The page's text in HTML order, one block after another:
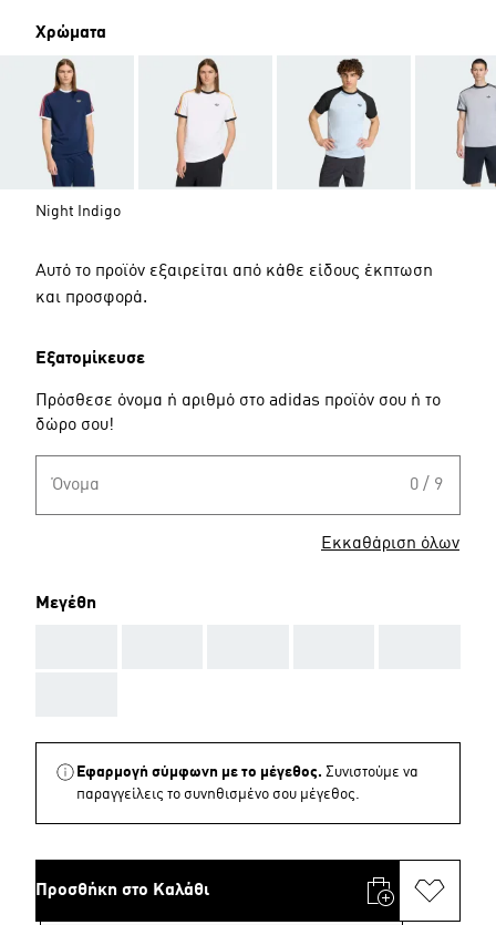
Χρώματα
Night Indigo
Αυτό το προϊόν εξαιρείται από κάθε είδους έκπτωση
και προσφορά.
Εξατομίκευσε
Πρόσθεσε όνομα ή αριθμό στο adidas προϊόν σου ή το
δώρο σου!
Όνομα 0 / 9
Εκκαθάριση όλων
Μεγέθη
Εφαρμογή σύμφωνη με το μέγεθος. Συνιστούμε να
παραγγείλεις το συνηθισμένο σου μέγεθος.
Προσθήκη στο Καλάθι